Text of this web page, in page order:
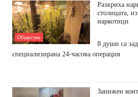
Общество
Разкриха
столицата,
наркотици
8 души са
специализирана 24-часова операция
Занижен